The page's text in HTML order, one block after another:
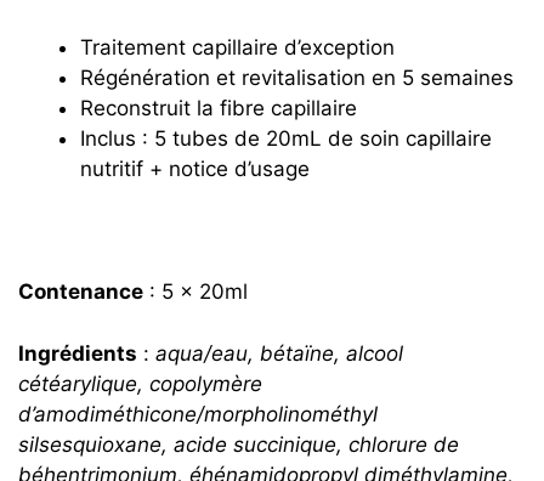
Traitement capillaire d’exception
Régénération et revitalisation en 5 semaines
Reconstruit la fibre capillaire
Inclus : 5 tubes de 20mL de soin capillaire
nutritif + notice d’usage
Contenance : 5 x 20ml
Ingrédients : aqua/eau, bétaïne, alcool
cétéarylique, copolymère
d’amodiméthicone/morpholinométhyl
silsesquioxane, acide succinique, chlorure de
béhentrimonium, éhénamidopropyl diméthylamine,